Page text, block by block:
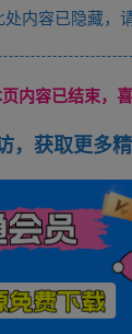
内容已隐藏，
内容已结束，
，获取更多